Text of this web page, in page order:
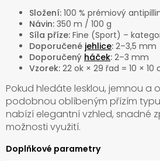
Složení: 100 % prémiový
Návin: 350 m / 100 g
Síla příze: Fine (Sport) –
Doporučené jehlice: 2–3,5 mm
Doporučený háček: 2–3 mm
Vzorek: 22 ok × 29 řad = 10 × 10
Pokud hledáte lesklou, jemnou a
podobnou oblíbeným přízím typu
nabízí elegantní vzhled, snadné
možnosti využití.
Doplňkové parametry